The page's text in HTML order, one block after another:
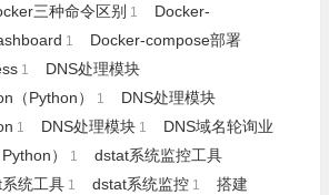
三种命令区别 1
Docker-
1
Docker-compose部署
1
DNS处理模块
（Python）
1
DNS处理模块
1 DNS处理模块 1
DNS域名轮询业
）
1 dstat系统监控工具
统工具 1 dstat系统监控 1
搭建